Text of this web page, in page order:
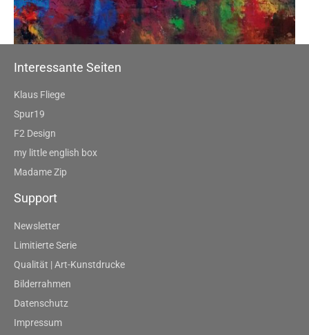
Interessante Seiten
Klaus Fliege
Spur19
F2 Design
my little english box
Madame Zip
Support
Newsletter
Limitierte Serie
Qualität | Art-Kunstdrucke
Bilderrahmen
Datenschutz
Impressum